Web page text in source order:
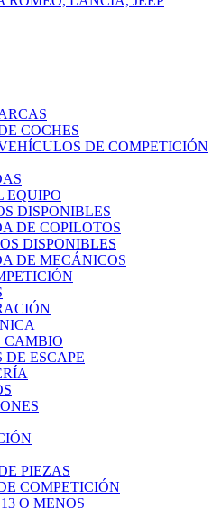
COCHES
DE COMPETICIÓN
EQUIPO
DISPONIBLES
DE COPILOTOS
DISPONIBLES
DE MECÁNICOS
CAMBIO
DE ESCAPE
PIEZAS
COMPETICIÓN
O MENOS